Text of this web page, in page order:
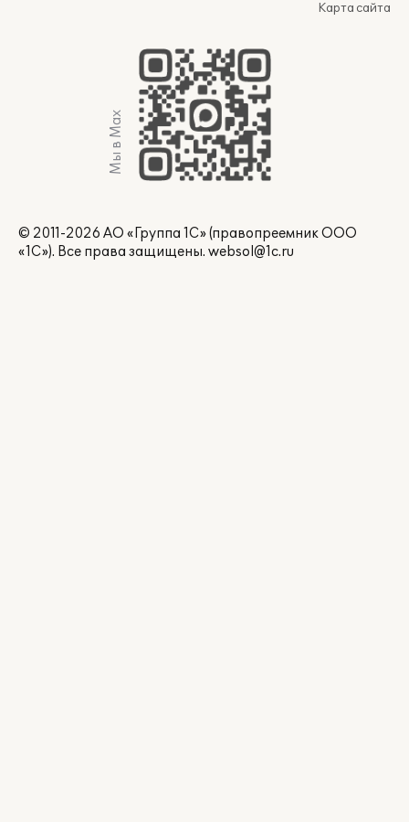
Карта сайта
Мы в Max
© 2011-2026 АО «Группа 1С» (правопреемник ООО
«1С»). Все права защищены. websol@1c.ru